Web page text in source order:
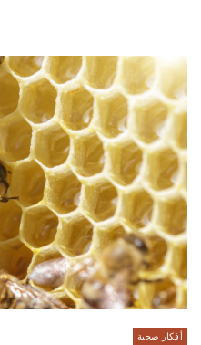
أفكار صحية